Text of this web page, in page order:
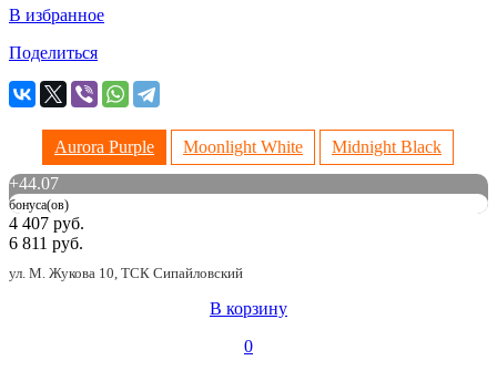
В избранное
Поделиться
Aurora Purple Moonlight White
Midnight Black
+44.07
бонуса(ов)
4 407 руб.
6 811 руб.
ул. М. Жукова 10, ТСК Сипайловский
В корзину
0